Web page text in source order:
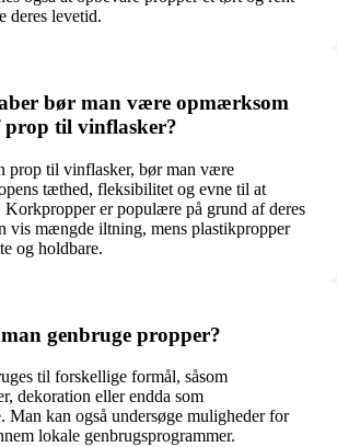
deres levetid.
bør man være opmærksom
prop til vinflasker?
prop til vinflasker, bør man være
tæthed, fleksibilitet og evne til at
er populære på grund af deres
vis mængde iltning, mens plastikpropper
og holdbare.
genbruge propper?
til forskellige formål, såsom
dekoration eller endda som
Man kan også undersøge muligheder for
lokale genbrugsprogrammer.